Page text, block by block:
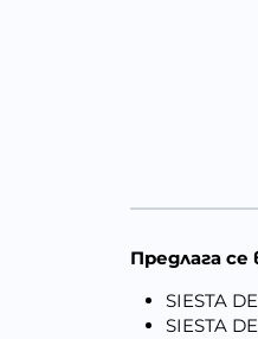
Предлага се
SIESTA
SIESTA